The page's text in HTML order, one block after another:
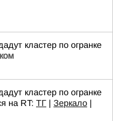
кластер по огранке
кластер по огранке
на RT: ТГ | Зеркало |